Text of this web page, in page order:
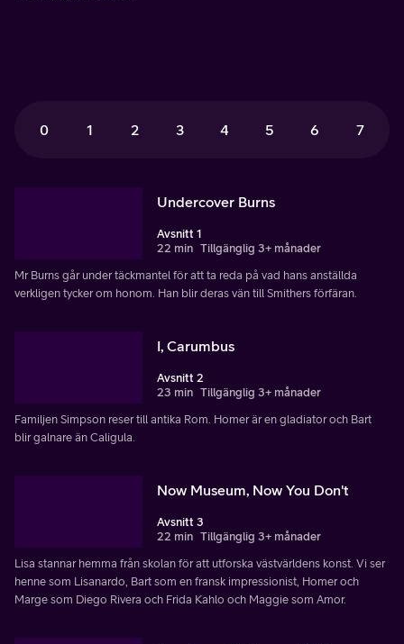
0 1 2 3 4 5 6 7
Undercover Burns
Avsnitt 1
22 min Tillgänglig 3+ månader
Mr Burns går under täckmantel för att ta reda på vad hans anställda
verkligen tycker om honom. Han blir deras vän till Smithers förfäran.
I, Carumbus
Avsnitt 2
23 min Tillgänglig 3+ månader
Familjen Simpson reser till antika Rom. Homer är en gladiator och Bart
blir galnare än Caligula.
Now Museum, Now You Don't
Avsnitt 3
22 min Tillgänglig 3+ månader
Lisa stannar hemma från skolan för att utforska västvärldens konst. Vi ser
henne som Lisanardo, Bart som en fransk impressionist, Homer och
Marge som Diego Rivera och Frida Kahlo och Maggie som Amor.